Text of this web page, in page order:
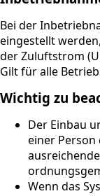
Bei der
eingestellt
der Zuluftstrom
Gilt für alle
Wichtig zu
Der Einbau
einer
Wenn das